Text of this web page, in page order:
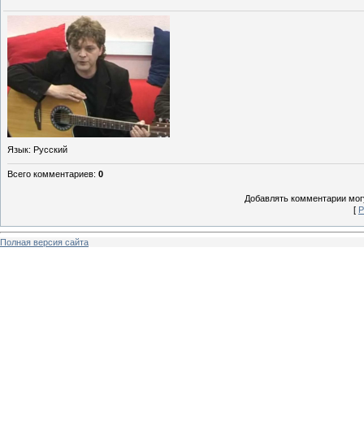
Язык: Русский
Всего комментариев: 0
Добавлять комментарии
[
Полная версия сайта